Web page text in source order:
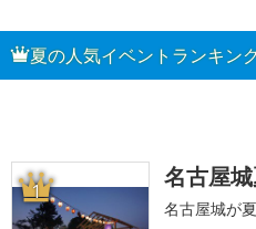
夏の人気イベントランキン
1 名古屋
名古屋城が